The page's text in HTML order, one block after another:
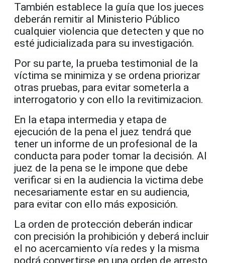
También establece la guía que los jueces
deberán remitir al Ministerio Público
cualquier violencia que detecten y que no
esté judicializada para su investigación.
Por su parte, la prueba testimonial de la
víctima se minimiza y se ordena priorizar
otras pruebas, para evitar someterla a
interrogatorio y con ello la revitimizacion.
En la etapa intermedia y etapa de
ejecución de la pena el juez tendrá que
tener un informe de un profesional de la
conducta para poder tomar la decisión. Al
juez de la pena se le impone que debe
verificar si en la audiencia la victima debe
necesariamente estar en su audiencia,
para evitar con ello más exposición.
La orden de protección deberán indicar
con precisión la prohibición y deberá incluir
el no acercamiento vía redes y la misma
podrá convertirse en una orden de arresto